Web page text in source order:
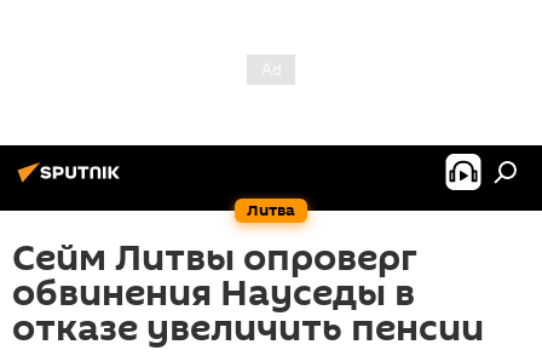
Литва
Сейм Литвы опроверг
обвинения Науседы в
отказе увеличить пенсии